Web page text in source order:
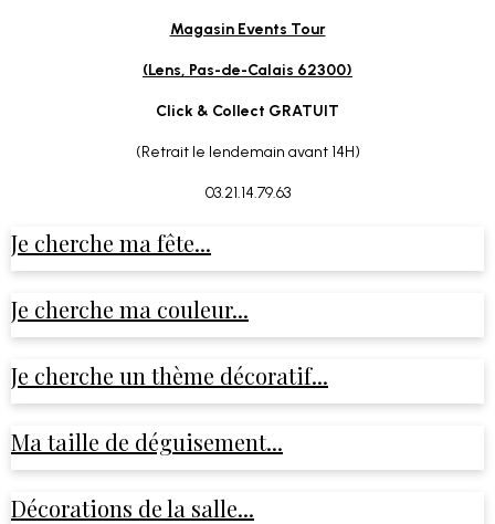
Magasin Events Tour
(Lens, Pas-de-Calais 62300)
Click & Collect GRATUIT
(Retrait le lendemain avant 14H)
03.21.14.79.63
Je cherche ma fête...
Je cherche ma couleur...
Je cherche un thème décoratif...
Ma taille de déguisement...
Décorations de la salle...